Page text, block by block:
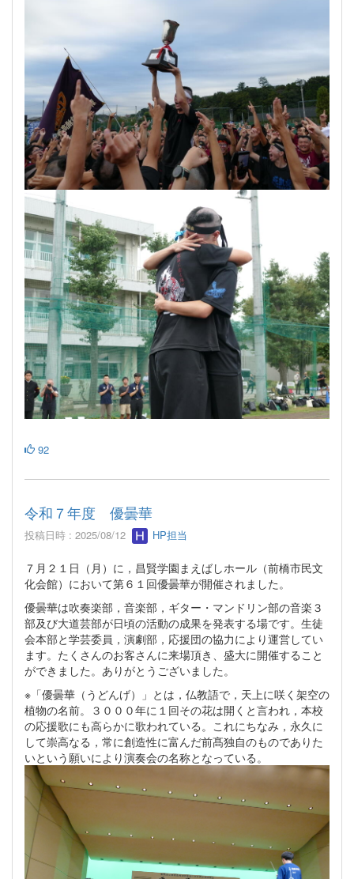
92
令和７年度 優曇華
投稿日時 : 2025/08/12 HP担当
７月２１日（月）に，昌賢学園まえばしホール（前橋市民文
化会館）において第６１回優曇華が開催されました。
優曇華は吹奏楽部，音楽部，ギター・マンドリン部の音楽３
部及び大道芸部が日頃の活動の成果を発表する場です。生徒
会本部と学芸委員，演劇部，応援団の協力により運営してい
ます。たくさんのお客さんに来場頂き、盛大に開催すること
ができました。ありがとうございました。
※「優曇華（うどんげ）」とは，仏教語で，天上に咲く架空の
植物の名前。３０００年に１回その花は開くと言われ，本校
の応援歌にも高らかに歌われている。これにちなみ，永久に
して崇高なる，常に創造性に富んだ前髙独自のものでありた
いという願いにより演奏会の名称となっている。